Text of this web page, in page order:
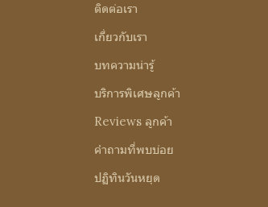
ติดต่อเรา
เกี่ยวกับเรา
บทความน่ารู้
บริการพิเศษลูกค้า
Reviews ลูกค้า
คำถามที่พบบ่อย
ปฏิทินวันหยุด